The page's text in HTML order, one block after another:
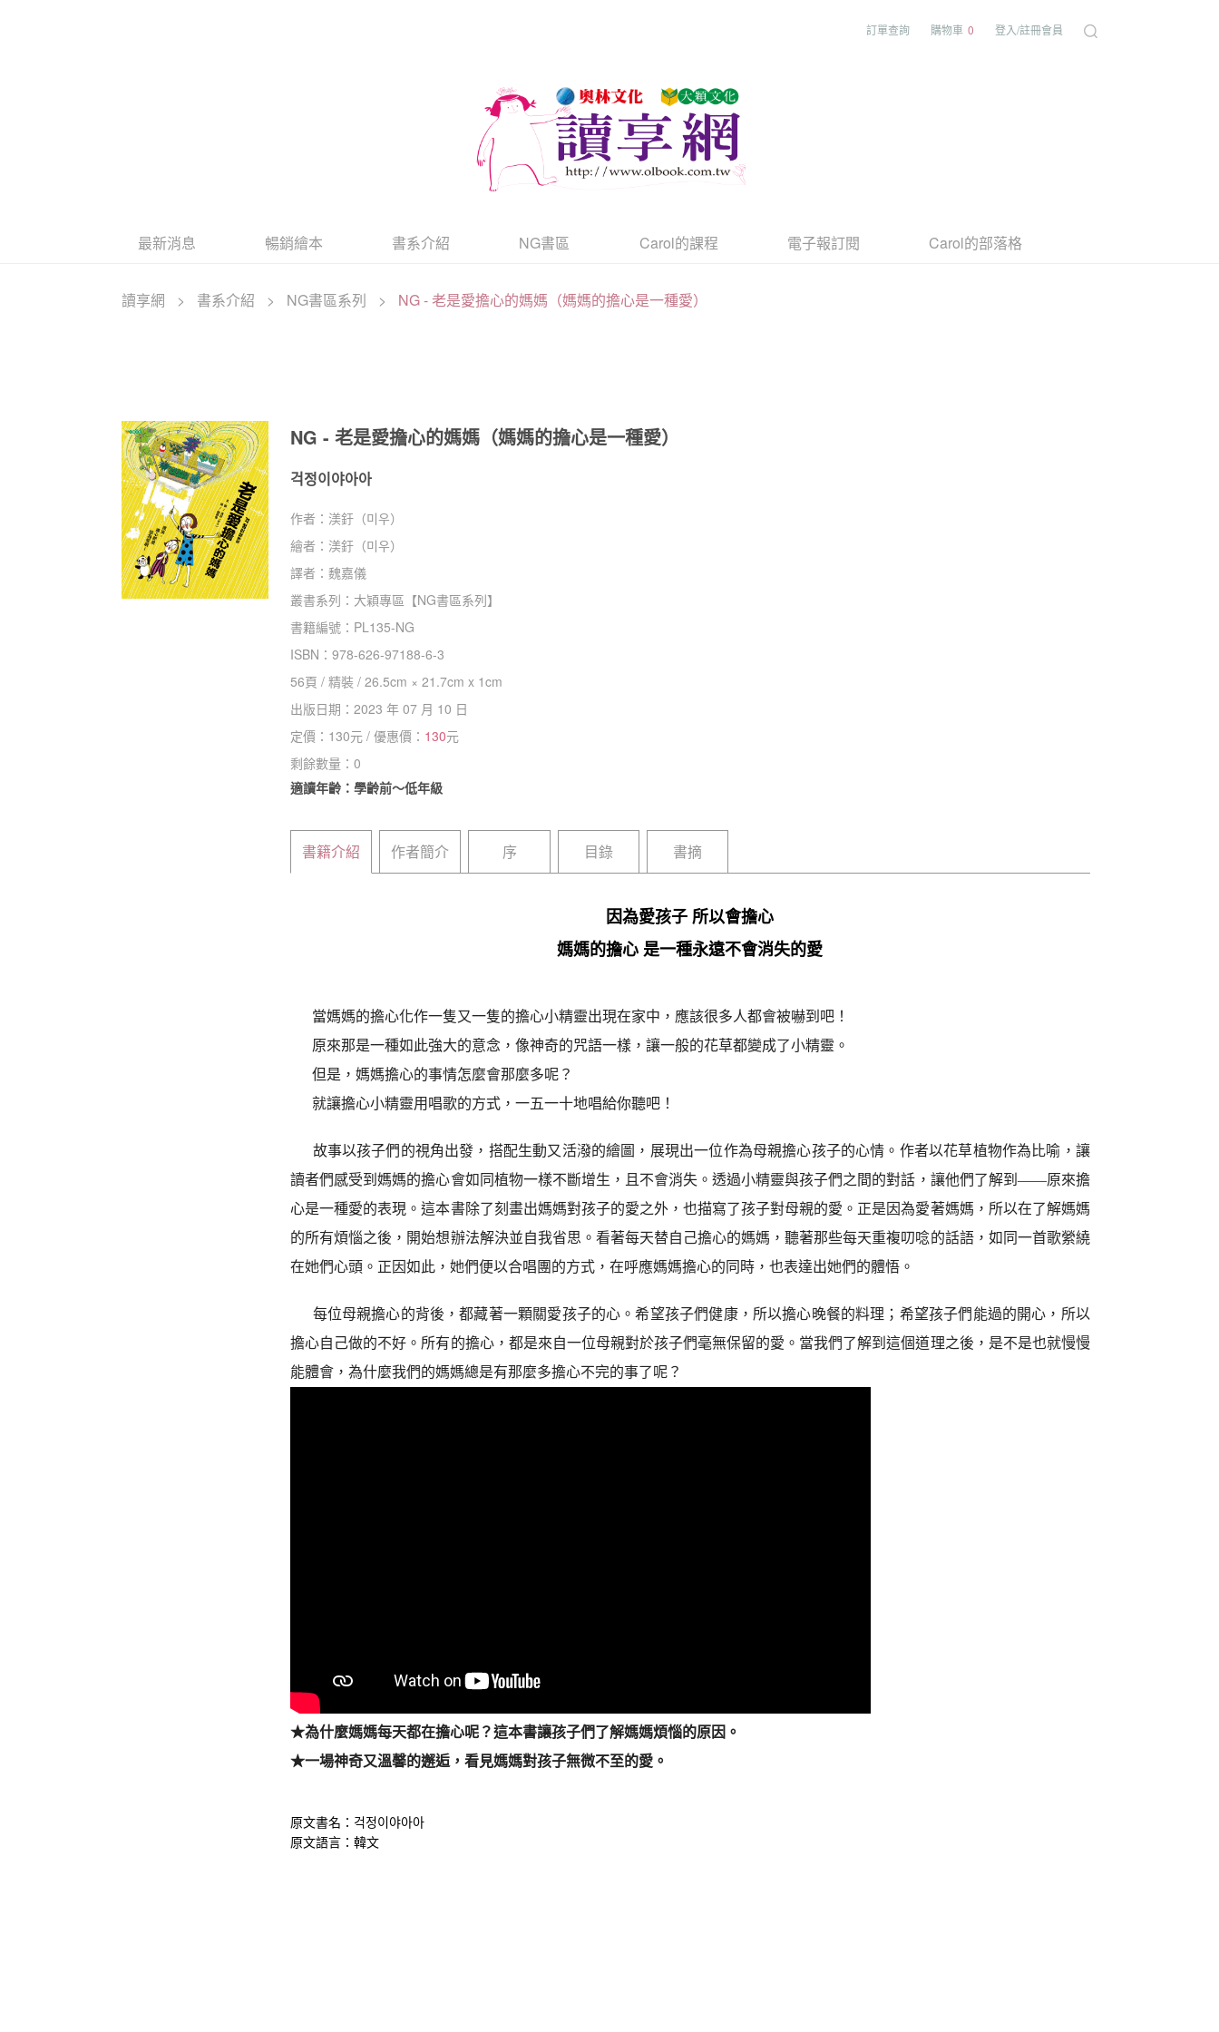
訂單查詢 購物車 0 登入/註冊會員
最新消息 暢銷繪本 書系介紹 NG書區 Carol的課程 電子報訂閱 Carol的部落格
讀享網 > 書系介紹 > NG書區系列 > NG - 老是愛擔心的媽媽（媽媽的擔心是一種愛）
NG - 老是愛擔心的媽媽（媽媽的擔心是一種愛）
걱정이야아아
作者： 渼釪（미우）
繪者： 渼釪（미우）
譯者：魏嘉儀
叢書系列： 大穎專區 【NG書區系列】
書籍編號： PL135-NG
ISBN：978-626-97188-6-3
56頁 /精裝 /26.5cm × 21.7cm x 1cm
出版日期：2023 年 07 月 10 日
定價： 130元 / 優惠價： 130元
剩餘數量：0
適讀年齡：學齡前～低年級
書籍介紹 作者簡介 序 目錄 書摘
因為愛孩子 所以會擔心
媽媽的擔心 是一種永遠不會消失的愛
當媽媽的擔心化作一隻又一隻的擔心小精靈出現在家中，應該很多人都會被嚇到吧！
原來那是一種如此強大的意念，像神奇的咒語一樣，讓一般的花草都變成了小精靈。
但是，媽媽擔心的事情怎麼會那麼多呢？
就讓擔心小精靈用唱歌的方式，一五一十地唱給你聽吧！
故事以孩子們的視角出發，搭配生動又活潑的繪圖，展現出一位作為母親擔心孩子的心情。作者以花草植物作為比喻，讓
讀者們感受到媽媽的擔心會如同植物一樣不斷增生，且不會消失。透過小精靈與孩子們之間的對話，讓他們了解到——原來擔
心是一種愛的表現。這本書除了刻畫出媽媽對孩子的愛之外，也描寫了孩子對母親的愛。正是因為愛著媽媽，所以在了解媽媽
的所有煩惱之後，開始想辦法解決並自我省思。看著每天替自己擔心的媽媽，聽著那些每天重複叨唸的話語，如同一首歌縈繞
在她們心頭。正因如此，她們便以合唱團的方式，在呼應媽媽擔心的同時，也表達出她們的體悟。
每位母親擔心的背後，都藏著一顆關愛孩子的心。希望孩子們健康，所以擔心晚餐的料理；希望孩子們能過的開心，所以
擔心自己做的不好。所有的擔心，都是來自一位母親對於孩子們毫無保留的愛。當我們了解到這個道理之後，是不是也就慢慢
能體會，為什麼我們的媽媽總是有那麼多擔心不完的事了呢？
★為什麼媽媽每天都在擔心呢？這本書讓孩子們了解媽媽煩惱的原因。
★一場神奇又溫馨的邂逅，看見媽媽對孩子無微不至的愛。
原文書名： 걱정이야아아
原文語言：韓文